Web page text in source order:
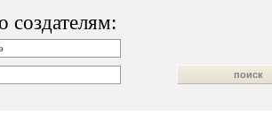
создателям: